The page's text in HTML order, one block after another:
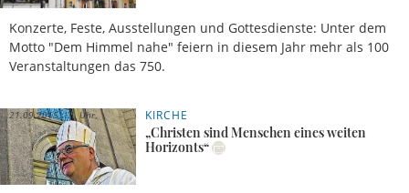
Konzerte, Feste, Ausstellungen und Gottesdienste: Unter dem
Motto "Dem Himmel nahe" feiern in diesem Jahr mehr als 100
Veranstaltungen das 750.
KIRCHE
„Christen sind Menschen eines weiten
Horizonts“
21.09.2015, 15 Uhr